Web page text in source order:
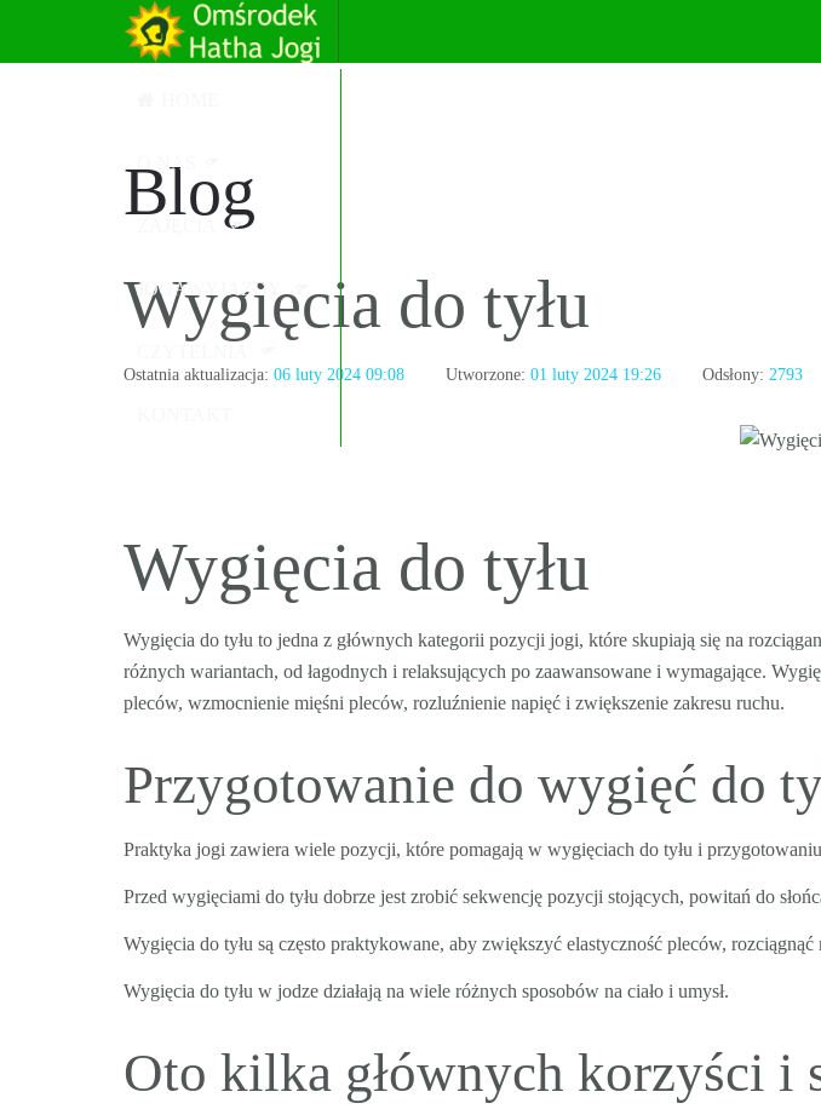
O NAS
JOGAWYJAZDY
Blog
Wygięcia do tyłu
Ostatnia aktualizacja: 06 luty 2024 09:08 Utworzone: 01 luty 2024 19:26 Odsłony: 2793
Wygięcia do tyłu
Wygięcia do tyłu to jedna z głównych kategorii pozycji jogi, które skupiają się na
różnych wariantach, od łagodnych i relaksujących po zaawansowane i wymagające.
pleców, wzmocnienie mięśni pleców, rozluźnienie napięć i zwiększenie zakresu ruchu.
Przygotowanie do wygięć do
Praktyka jogi zawiera wiele pozycji, które pomagają w wygięciach do tyłu i
Przed wygięciami do tyłu dobrze jest zrobić sekwencję pozycji stojących, powitań do
Wygięcia do tyłu są często praktykowane, aby zwiększyć elastyczność pleców,
Wygięcia do tyłu w jodze działają na wiele różnych sposobów na ciało i umysł.
Oto kilka głównych korzyści i